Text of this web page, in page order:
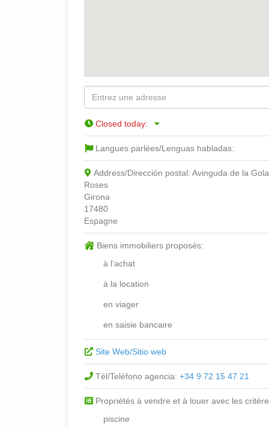
Closed today:
Langues parlées/Lenguas habladas:
Address/Dirección postal: Avinguda de la
Roses
Girona
17480
Espagne
Biens immobiliers proposés:
à l’achat
à la location
en viager
en saisie bancaire
Site Web/Sitio web
Tél/Teléfono agencia: +34 9 72 15 47 21
Propriétés à vendre et à louer avec les
piscine